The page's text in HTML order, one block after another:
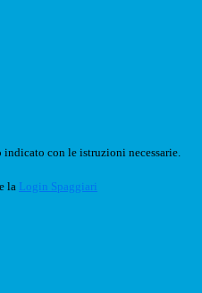
con le istruzioni necessarie.
la Login Spaggiari